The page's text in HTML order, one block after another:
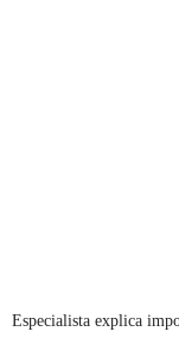
Especialista explica